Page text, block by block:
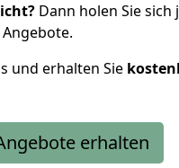
Dann holen Sie sich
und erhalten Sie
erhalten